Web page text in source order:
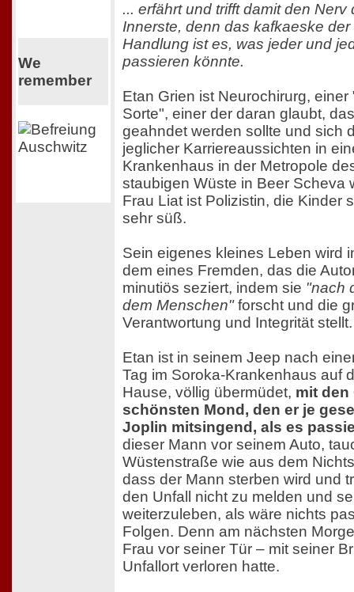
We
remember
... erfährt und trifft damit den Nerv
Innerste, denn das kafkaeske
Handlung ist es, was jeder und
passieren könnte.
Etan Grien ist Neurochirurg,
Sorte", einer der daran glaubt,
geahndet werden sollte und sich
jeglicher Karriereaussichten in
Krankenhaus in der Metropole
staubigen Wüste in Beer Scheva
Frau Liat ist Polizistin, die Kinder
sehr süß.
Sein eigenes kleines Leben wird
dem eines Fremden, das die
minutiös seziert, indem sie "nach
dem Menschen"forscht und die
Verantwortung und Integrität stellt.
Etan ist in seinem Jeep nach
Tag im Soroka-Krankenhaus auf
Hause, völlig übermüdet, mit den
schönsten Mond, den er je
Joplin mitsingend, als es
dieser Mann vor seinem Auto,
Wüstenstraße wie aus dem
dass der Mann sterben wird und
den Unfall nicht zu melden und
weiterzuleben, als wäre nichts
Folgen. Denn am nächsten
Frau vor seiner Tür – mit seiner
Unfallort verloren hatte.